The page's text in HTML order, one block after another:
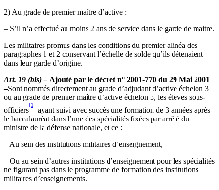
2) Au grade de premier maître d’active :
– S’il n’a effectué au moins 2 ans de service dans le garde de maitre.
Les militaires promus dans les conditions du premier alinéa des
paragraphes 1 et 2 conservant l’échelle de solde qu’ils détenaient
dans leur garde d’origine.
Art. 19 (bis) – Ajouté par le décret n° 2001-770 du 29 Mai 2001
–Sont nommés directement au grade d’adjudant d’active échelon 3
ou au grade de premier maître d’active échelon 3, les élèves sous-
officiers
[1]
ayant suivi avec succès une formation de 3 années après
le baccalaurèat dans l’une des spécialités fixées par arrêté du
ministre de la défense nationale, et ce :
– Au sein des institutions militaires d’enseignement,
– Ou au sein d’autres institutions d’enseignement pour les spécialités
ne figurant pas dans le programme de formation des institutions
militaires d’enseignements.